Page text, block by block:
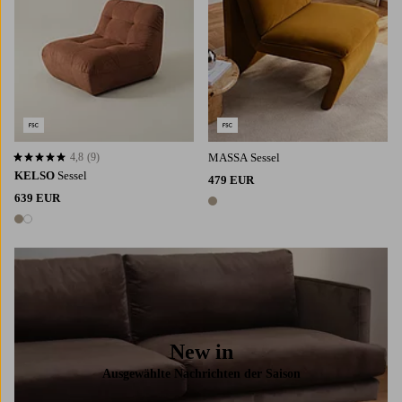
KELSO Sessel
639 EUR
2 Farben
4,8 basierend auf 9 Bewertungen
4,8 (9)
MASSA Sessel
479 EUR
1 Farbe
New in
Ausgewählte Nachrichten der Saison